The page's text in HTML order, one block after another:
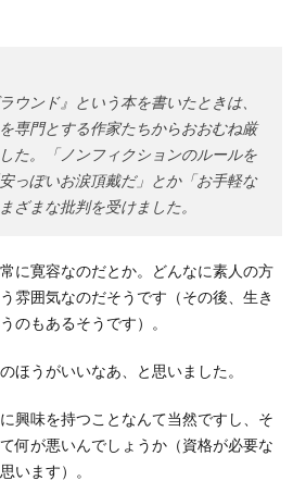
ウンド』という本を書いたときは、
専門とする作家たちからおおむね厳
た。「ノンフィクションのルールを
っぽいお涙頂戴だ」とか「お手軽な
ざまな批判を受けました。
に寛容なのだとか。どんなに素人の方
雰囲気なのだそうです（その後、生き
のもあるそうです）。
ほうがいいなあ、と思いました。
興味を持つことなんて当然ですし、そ
何が悪いんでしょうか（資格が必要な
います）。